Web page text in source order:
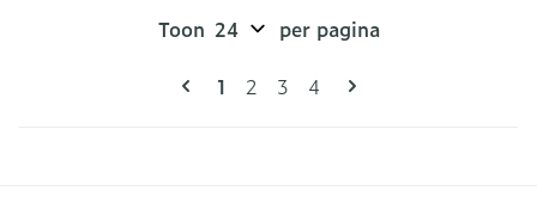
Pagina's
U lees momenteel pagina
1 Pagina
2 Pagina
3 Pagina
4
Toon per pagina